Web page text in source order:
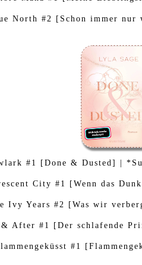
North #2 [Schon immer
#1 [Done & Dusted] |
City #1 [Wenn das
Ivy Years #2 [Was wir
After #1 [Der schlafende
#1